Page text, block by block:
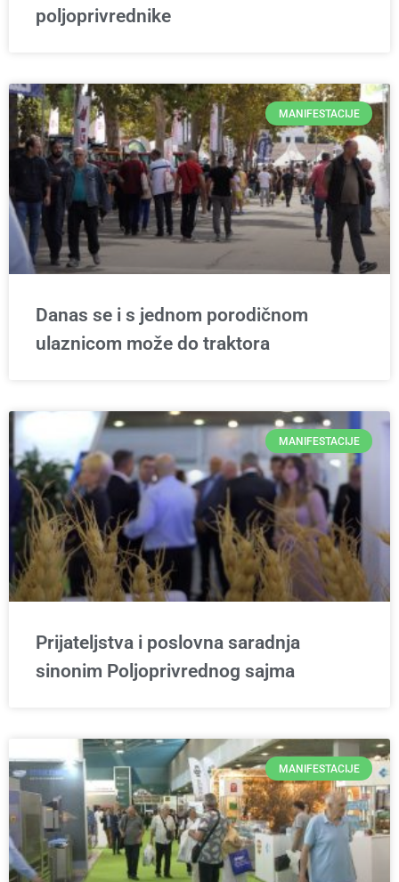
poljoprivrednike
MANIFESTACIJE
Danas se i s jednom porodičnom
ulaznicom može do traktora
MANIFESTACIJE
Prijateljstva i poslovna saradnja
sinonim Poljoprivrednog sajma
MANIFESTACIJE